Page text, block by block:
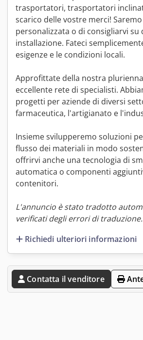
trasportatori, trasportatori
scarico delle vostre merci!
personalizzata o di consigliarvi
installazione. Fateci
esigenze e le condizioni locali.
Approfittate della nostra
eccellente rete di specialisti.
progetti per aziende di diversi
farmaceutica, l'artigianato e
Insieme svilupperemo soluzioni
flusso dei materiali in modo
offrirvi anche una tecnologia di
automatica o componenti
contenitori.
L'annuncio è stato tradotto
verificati degli errori di traduzione.
Richiedi ulteriori informazioni
Contatta il venditore